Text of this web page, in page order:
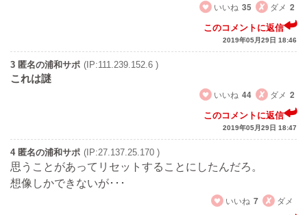
いいね 35 ダメ 2
このコメントに返信
2019年05月29日 18:46
3 匿名の浦和サポ (IP:111.239.152.6 )
これは謎
いいね 44 ダメ 2
このコメントに返信
2019年05月29日 18:47
4 匿名の浦和サポ (IP:27.137.25.170 )
思うことがあってリセットすることにしたんだろ。
想像しかできないが･･･
いいね 7 ダメ